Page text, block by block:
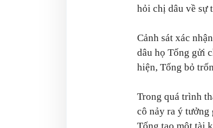
hỏi chị dâu về sự
Cảnh sát xác
dâu họ Tống gửi
hiện, Tống bỏ
Trong quá trình
cô nảy ra ý